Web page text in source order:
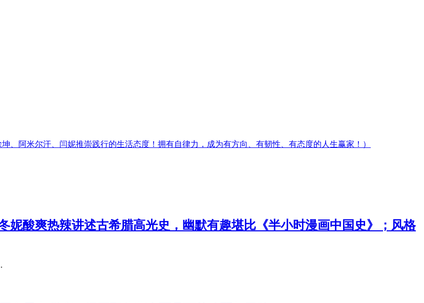
、阿米尔汗、闫妮推崇践行的生活态度！拥有自律力，成为有方向、有韧性、有态度的人生赢家！）
妮酸爽热辣讲述古希腊高光史，幽默有趣堪比《半小时漫画中国史》；风格